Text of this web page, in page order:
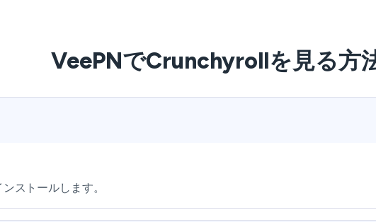
VeePNでCrunchyrollを見る方
ストールします。